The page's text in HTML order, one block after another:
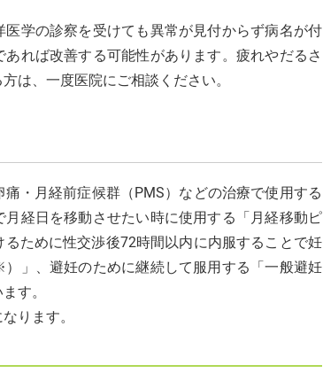
学の診察を受けても異常が見付からず病名が付
れば改善する可能性があります。疲れやだるさ
は、一度医院にご相談ください。
・月経前症候群（PMS）などの治療で使用する
経日を移動させたい時に使用する「月経移動ピ
ために性交渉後72時間以内に内服することで妊
」、避妊のために継続して服用する「一般避妊
す。
ります。